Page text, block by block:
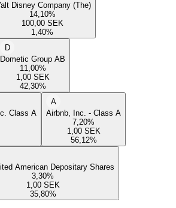
Disney Company (The)
14,10%
100,00 SEK
1,40%
D
Dometic Group AB
11,00%
1,00 SEK
42,30%
Class A
A
Airbnb, Inc. - Class A
7,20%
1,00 SEK
56,12%
American Depositary Shares
3,30%
1,00 SEK
35,80%